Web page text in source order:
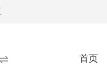
首页